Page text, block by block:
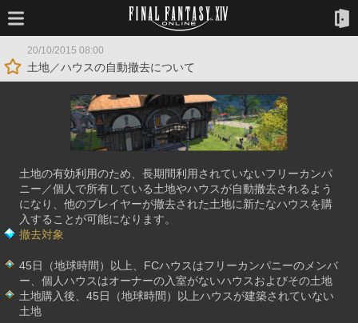
20/10/2015 08:00
土地／ハウスの自動撤去について
土地の有効利用のため、長期間利用されていないフリーカンパ
ニー／個人で所有している土地やハウスが自動撤去されるよう
になり、他のプレイヤーが撤去された土地に新たなハウスを購
入することが可能になります。
撤去対象
45日（地球時間）以上、FCハウスはフリーカンパニーのメンバ
ー、個人ハウスはオーナーの入室がないハウスおよびその土地
土地購入後、45日（地球時間）以上ハウスが建築されていない
土地